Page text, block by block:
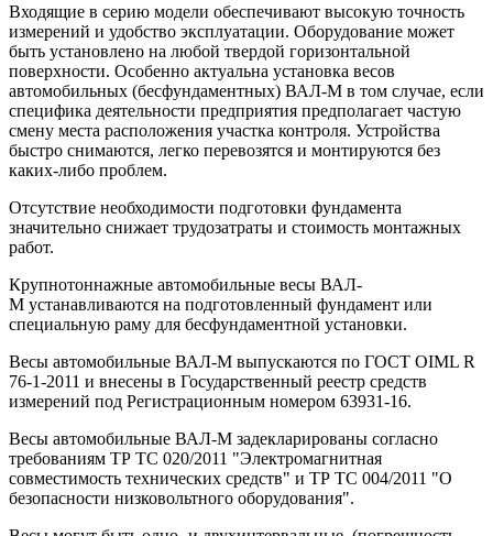
Входящие в серию модели обеспечивают высокую точность
измерений и удобство эксплуатации. Оборудование может
быть установлено на любой твердой горизонтальной
поверхности. Особенно актуальна установка весов
автомобильных (бесфундаментных) ВАЛ-М в том случае, если
специфика деятельности предприятия предполагает частую
смену места расположения участка контроля. Устройства
быстро снимаются, легко перевозятся и монтируются без
каких-либо проблем.
Отсутствие необходимости подготовки фундамента
значительно снижает трудозатраты и стоимость монтажных
работ.
Крупнотоннажные автомобильные весы ВАЛ-
М устанавливаются на подготовленный фундамент или
специальную раму для бесфундаментной установки.
Весы автомобильные ВАЛ-М выпускаются по ГОСТ OIML R
76-1-2011 и внесены в Государственный реестр средств
измерений под Регистрационным номером 63931-16.
Весы автомобильные ВАЛ-М задекларированы согласно
требованиям ТР ТС 020/2011 "Электромагнитная
совместимость технических средств" и ТР ТС 004/2011 "О
безопасности низковольтного оборудования".